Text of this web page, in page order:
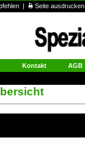
| Seite ausdrucken
Kontakt AGB